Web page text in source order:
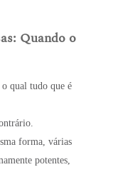
Quando o
qual tudo que é
forma, várias
potentes,